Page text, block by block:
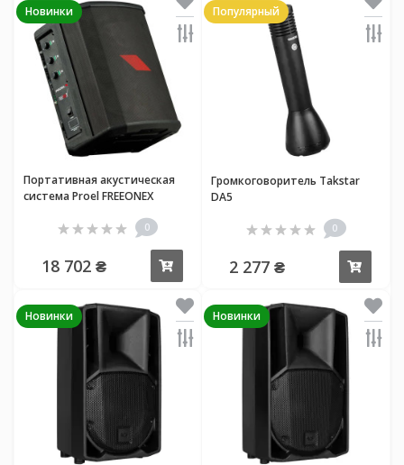
Новинки
Портативная акустическая
система Proel FREEONEX
0
18 702 ₴
Популярный
Громкоговоритель Takstar
DA5
0
2 277 ₴
Новинки Новинки